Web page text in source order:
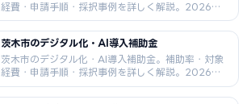
経費・申請手順・採択事例を詳しく解説。2026年
最新版。
茨木市のデジタル化・AI導入補助金
茨木市のデジタル化・AI導入補助金。補助率・対象
経費・申請手順・採択事例を詳しく解説。2026年
最新版。